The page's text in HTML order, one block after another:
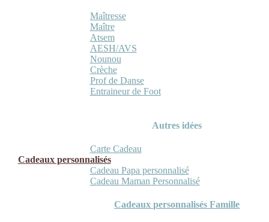
Maîtresse
Maître
Atsem
AESH/AVS
Nounou
Crèche
Prof de Danse
Entraineur de Foot
Autres idées
Carte Cadeau
Cadeaux personnalisés
Cadeau Papa personnalisé
Cadeau Maman Personnalisé
Cadeaux personnalisés Famille